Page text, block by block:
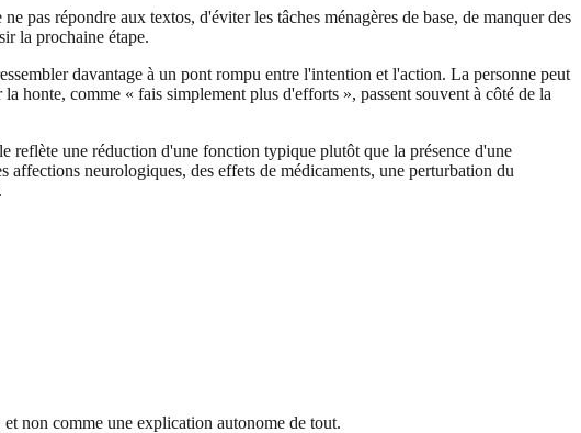
répondre aux textos, d'éviter les tâches ménagères de base, de manquer des
la prochaine étape.
davantage à un pont rompu entre l'intention et l'action. La personne peut
honte, comme « fais simplement plus d'efforts », passent souvent à côté de la
reflète une réduction d'une fonction typique plutôt que la présence d'une
affections neurologiques, des effets de médicaments, une perturbation du
non comme une explication autonome de tout.